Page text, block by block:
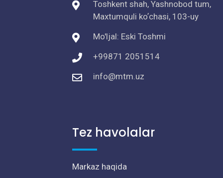
Toshkent shah, Yashnobod tum,
Maxtumquli koʼchasi, 103-uy
Mo'ljal: Eski Toshmi
+99871 2051514
info@mtm.uz
Tez havolalar
Markaz haqida